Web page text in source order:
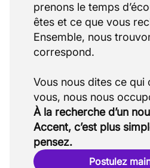
prenons le temps
êtes et ce que vous
Ensemble, nous
correspond.
Vous nous dites ce
À la recherche d’un
Accent, c’est plus
pensez.
Postulez